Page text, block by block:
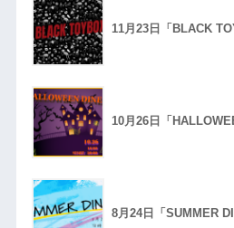
11月23日「BLACK
10月26日「
8月24日「SUMMER